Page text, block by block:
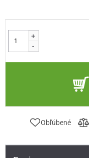
+
-
Obľúbené